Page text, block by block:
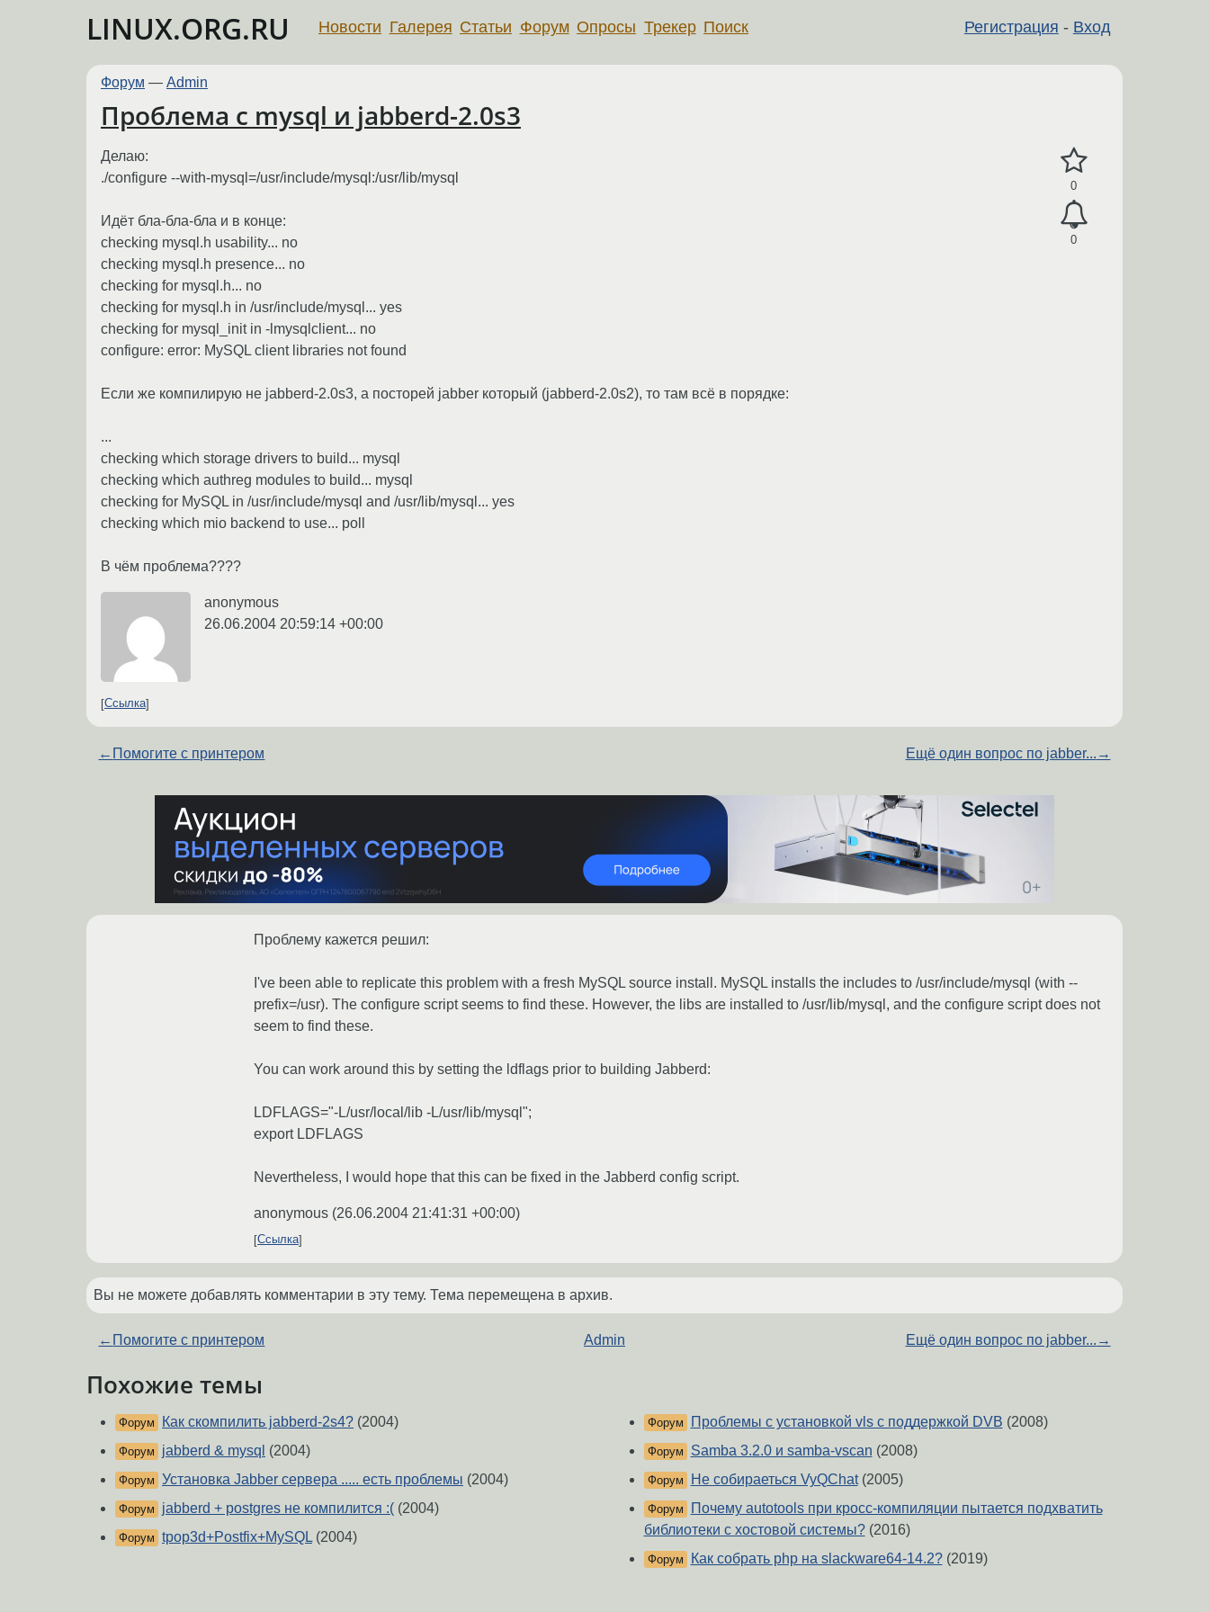
LINUX.ORG.RU Регистрация - Вход
Новости Галерея Статьи Форум Опросы Трекер Поиск
Форум — Admin
Проблема с mysql и jabberd-2.0s3
0
0
Делаю:
./configure --with-mysql=/usr/include/mysql:/usr/lib/mysql
Идёт бла-бла-бла и в конце:
checking mysql.h usability... no
checking mysql.h presence... no
checking for mysql.h... no
checking for mysql.h in /usr/include/mysql... yes
checking for mysql_init in -lmysqlclient... no
configure: error: MySQL client libraries not found
Если же компилирую не jabberd-2.0s3, а посторей jabber который (jabberd-2.0s2), то там всё в порядке:
...
checking which storage drivers to build... mysql
checking which authreg modules to build... mysql
checking for MySQL in /usr/include/mysql and /usr/lib/mysql... yes
checking which mio backend to use... poll
В чём проблема????
anonymous
26.06.2004 20:59:14 +00:00
Ссылка
← Помогите с принтером Ещё один вопрос по jabber... →
Проблему кажется решил:
I've been able to replicate this problem with a fresh MySQL source install. MySQL installs the includes to /usr/include/mysql (with --
prefix=/usr). The configure script seems to find these. However, the libs are installed to /usr/lib/mysql, and the configure script does not
seem to find these.
You can work around this by setting the ldflags prior to building Jabberd:
LDFLAGS="-L/usr/local/lib -L/usr/lib/mysql";
export LDFLAGS
Nevertheless, I would hope that this can be fixed in the Jabberd config script.
anonymous (26.06.2004 21:41:31 +00:00)
Ссылка
Вы не можете добавлять комментарии в эту тему. Тема перемещена в архив.
← Помогите с принтером Admin Ещё один вопрос по jabber... →
Похожие темы
Форум Как скомпилить jabberd-2s4? (2004)
Форум jabberd & mysql (2004)
Форум Установка Jabber сервера ..... есть проблемы (2004)
Форум jabberd + postgres не компилится :( (2004)
Форум tpop3d+Postfix+MySQL(2004)
Форум Проблемы с установкой vls с поддержкой DVB (2008)
Форум Samba 3.2.0 и samba-vscan (2008)
Форум Не собираеться VyQChat(2005)
Форум
Почему autotools при кросс-компиляции пытается подхватить
библиотеки с хостовой системы?(2016)
Форум Как собрать php на slackware64-14.2?(2019)